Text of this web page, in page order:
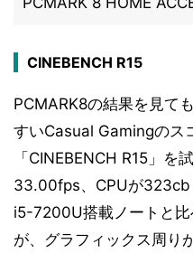
CINEBENCH R15
PCMARK8の結果を見て
すいCasual Gamingのス
「CINEBENCH R15」を
33.00fps、CPUが323cb
i5-7200U搭載ノートと
が、グラフィックス周り